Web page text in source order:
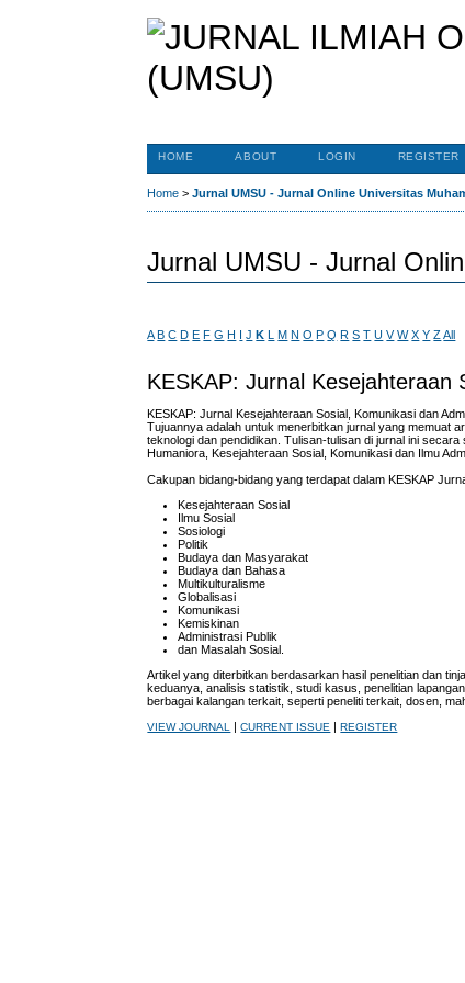
HOME ABOUT LOGIN REGISTER
Home >Jurnal UMSU - Jurnal Online Universitas
Jurnal UMSU - Jurnal
A B C D E F G H I J K L M N O P Q R S T U V W X Y ZAll
KESKAP: Jurnal Kesejahteraan
KESKAP: Jurnal Kesejahteraan Sosial, Komunikasi dan
Tujuannya adalah untuk menerbitkan jurnal yang memuat
teknologi dan pendidikan.Tulisan-tulisan di jurnal ini
Humaniora, Kesejahteraan Sosial, Komunikasi dan Ilmu
Cakupan bidang-bidang yang terdapat dalam KESKAP
Kesejahteraan Sosial
Ilmu Sosial
Sosiologi
Politik
Budaya dan Masyarakat
Budaya dan Bahasa
Multikulturalisme
Globalisasi
Komunikasi
Kemiskinan
Administrasi Publik
dan Masalah Sosial.
Artikel yang diterbitkan berdasarkan hasil penelitian dan
keduanya, analisis statistik, studi kasus, penelitian
berbagai kalangan terkait, seperti peneliti terkait, dosen,
VIEW JOURNAL |CURRENT ISSUE |REGISTER